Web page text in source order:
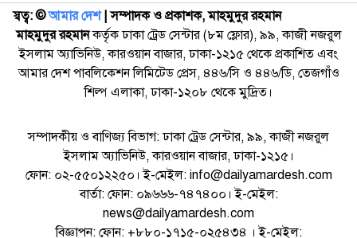
স্বত্ব: ©️আমার দেশ| সম্পাদক ও প্রকাশক, মাহমুদুর রহমান
মাহমুদুর রহমানকর্তৃক ঢাকা ট্রেড সেন্টার (৮ম ফ্লোর), ৯৯, কাজী নজরুল
ইসলাম অ্যাভিনিউ, কারওয়ান বাজার, ঢাকা-১২১৫ থেকে প্রকাশিত এবং
আমার দেশ পাবলিকেশন লিমিটেড প্রেস, ৪৪৬/সি ও ৪৪৬/ডি, তেজগাঁও
শিল্প এলাকা, ঢাকা-১২০৮ থেকে মুদ্রিত।
সম্পাদকীয় ও বাণিজ্য বিভাগ: ঢাকা ট্রেড সেন্টার, ৯৯, কাজী নজরুল
ইসলাম অ্যাভিনিউ, কারওয়ান বাজার, ঢাকা-১২১৫।
ফোন: ০২-৫৫০১২২৫০। ই-মেইল: info@dailyamardesh.com
বার্তা: ফোন: ০৯৬৬৬-৭৪৭৪০০। ই-মেইল:
news@dailyamardesh.com
বিজ্ঞাপন: ফোন: +৮৮০-১৭১৫-০২৫৪৩৪ । ই-মেইল: